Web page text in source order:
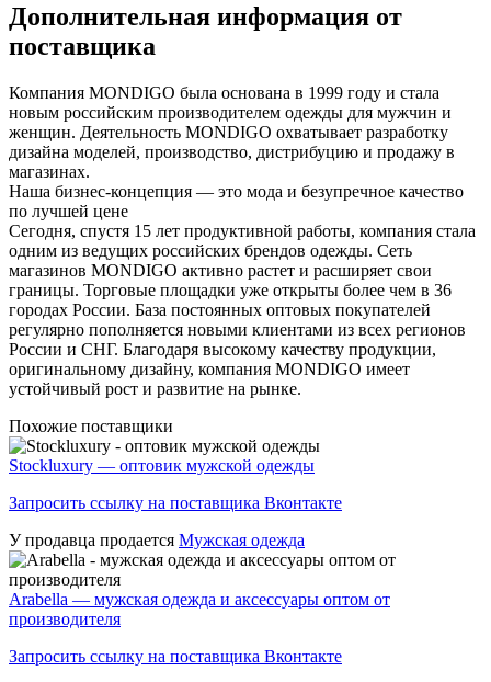
Дополнительная информация от
поставщика
Компания MONDIGO была основана в 1999 году и стала
новым российским производителем одежды для мужчин и
женщин. Деятельность MONDIGO охватывает разработку
дизайна моделей, производство, дистрибуцию и продажу в
магазинах.
Наша бизнес-концепция — это мода и безупречное качество
по лучшей цене
Сегодня, спустя 15 лет продуктивной работы, компания стала
одним из ведущих российских брендов одежды. Сеть
магазинов MONDIGO активно растет и расширяет свои
границы. Торговые площадки уже открыты более чем в 36
городах России. База постоянных оптовых покупателей
регулярно пополняется новыми клиентами из всех регионов
России и СНГ. Благодаря высокому качеству продукции,
оригинальному дизайну, компания MONDIGO имеет
устойчивый рост и развитие на рынке.
Похожие поставщики
Stockluxury — оптовик мужской одежды
Запросить ссылку на поставщика Вконтакте
У продавца продается Мужская одежда
Arabella — мужская одежда и аксессуары оптом от
производителя
Запросить ссылку на поставщика Вконтакте